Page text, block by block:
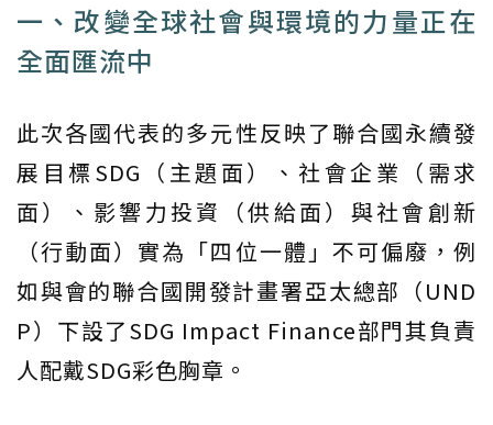
一、改變全球社會與環境的力量正在
全面匯流中
此次各國代表的多元性反映了聯合國永續發
展目標SDG（主題面）、社會企業（需求
面）、影響力投資（供給面）與社會創新
（行動面）實為「四位一體」不可偏廢，例
如與會的聯合國開發計畫署亞太總部（UND
P）下設了SDG Impact Finance部門其負責
人配戴SDG彩色胸章。